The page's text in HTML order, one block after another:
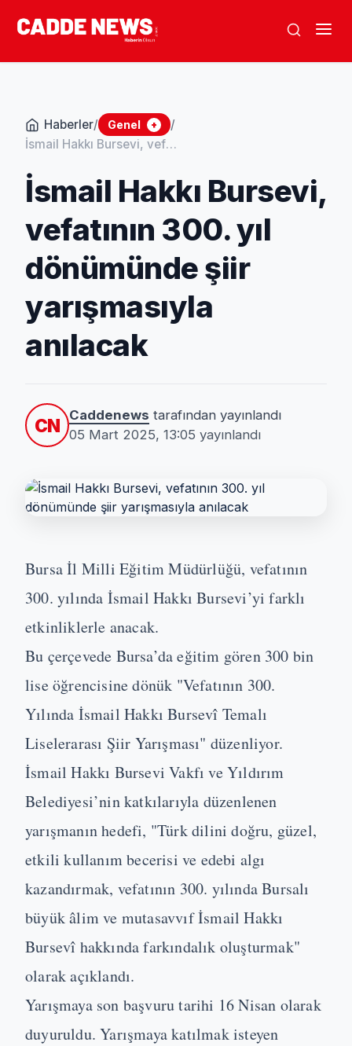
Haberler/ Genel +
/
İsmail Hakkı Bursevi, vefatının 300. yıl dönümünde şiir yarışmasıyla anılacak
İsmail Hakkı Bursevi,
vefatının 300. yıl
dönümünde şiir
yarışmasıyla
anılacak
CN Caddenews tarafından yayınlandı
05 Mart 2025, 13:05 yayınlandı
Bursa İl Milli Eğitim Müdürlüğü, vefatının
300. yılında İsmail Hakkı Bursevi’yi farklı
etkinliklerle anacak.
Bu çerçevede Bursa’da eğitim gören 300 bin
lise öğrencisine dönük "Vefatının 300.
Yılında İsmail Hakkı Bursevî Temalı
Liselerarası Şiir Yarışması" düzenliyor.
İsmail Hakkı Bursevi Vakfı ve Yıldırım
Belediyesi’nin katkılarıyla düzenlenen
yarışmanın hedefi, "Türk dilini doğru, güzel,
etkili kullanım becerisi ve edebi algı
kazandırmak, vefatının 300. yılında Bursalı
büyük âlim ve mutasavvıf İsmail Hakkı
Bursevî hakkında farkındalık oluşturmak"
olarak açıklandı.
Yarışmaya son başvuru tarihi 16 Nisan olarak
duyuruldu. Yarışmaya katılmak isteyen